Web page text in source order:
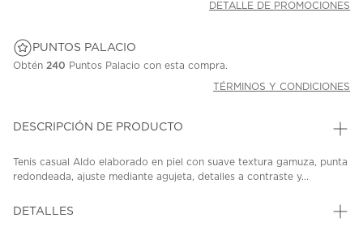
DETALLE DE PROMOCIONES
PUNTOS PALACIO
Obtén 240 Puntos Palacio con esta compra.
TÉRMINOS Y CONDICIONES
DESCRIPCIÓN DE PRODUCTO
Tenis casual Aldo elaborado en piel con suave textura gamuza, punta
redondeada, ajuste mediante agujeta, detalles a contraste y...
DETALLES